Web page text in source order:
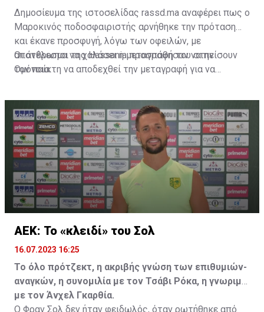
Δημοσίευμα της ιστοσελίδας rassd.ma αναφέρει πως ο
Μαροκινός ποδοσφαιριστής αρνήθηκε την πρόταση
και έκανε προσφυγή, λόγω των οφειλών, με
αποτέλεσμα να χαλάσει η μεταγραφή του στην
Ομόνοια.
Οι άνθρωποι της Hassania προσπάθησαν να πείσουν
τον παίκτη να αποδεχθεί την μεταγραφή για να
να λύσει το συμβόλαιό του, ώστε να μετακομίσει
ελεύθερα σε οποιαδήποτε νέα ομάδα το τρέχον
καλοκαίρι.
ΑΕΚ: Το «κλειδί» του Σολ
16.07.2023 16:25
Το όλο πρότζεκτ, η ακριβής γνώση των επιθυμιών-
αναγκών, η συνομιλία με τον Τσάβι Ρόκα, η γνωριμία
με τον Άνχελ Γκαρθία.
Ο Φραν Σολ δεν ήταν φειδωλός, όταν ρωτήθηκε από